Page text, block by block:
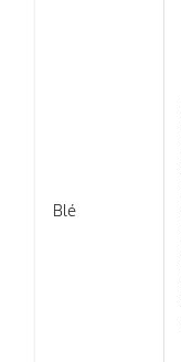
Blé